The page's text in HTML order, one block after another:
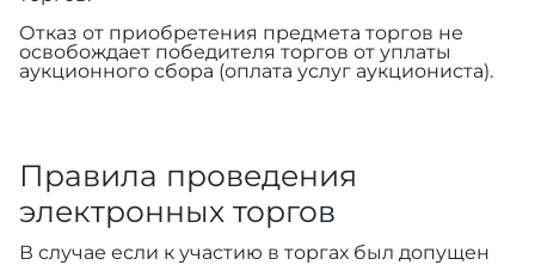
Отказ от приобретения предмета торгов не
освобождает победителя торгов от уплаты
аукционного сбора (оплата услуг аукциониста).
Правила проведения
электронных торгов
В случае если к участию в торгах был допущен